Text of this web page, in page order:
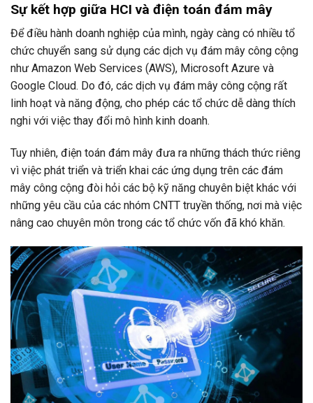
Sự kết hợp giữa HCI và điện toán đám mây
Để điều hành doanh nghiệp của mình, ngày càng có nhiều tổ
chức chuyển sang sử dụng các dịch vụ đám mây công cộng
như Amazon Web Services (AWS), Microsoft Azure và
Google Cloud. Do đó, các dịch vụ đám mây công cộng rất
linh hoạt và năng động, cho phép các tổ chức dễ dàng thích
nghi với việc thay đổi mô hình kinh doanh.
Tuy nhiên, điện toán đám mây đưa ra những thách thức riêng
vì việc phát triển và triển khai các ứng dụng trên các đám
mây công cộng đòi hỏi các bộ kỹ năng chuyên biệt khác với
những yêu cầu của các nhóm CNTT truyền thống, nơi mà việc
nâng cao chuyên môn trong các tổ chức vốn đã khó khăn.